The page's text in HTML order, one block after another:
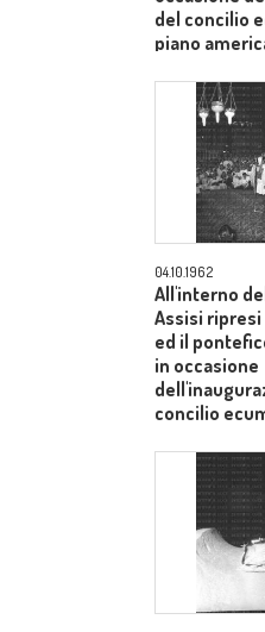
del concilio
piano
04.10.1962
All'interno
Assisi
ed il
in occasione
concilio